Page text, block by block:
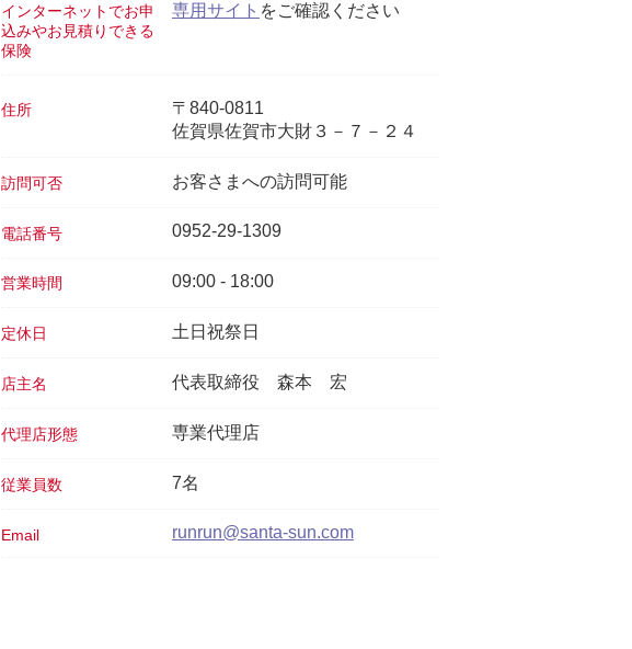
インターネットでお申
込みやお見積りできる
保険
専用サイト をご確認ください
住所
〒840-0811
佐賀県佐賀市大財３－７－２４
訪問可否 お客さまへの訪問可能
電話番号 0952-29-1309
営業時間 09:00 - 18:00
定休日 土日祝祭日
店主名 代表取締役 森本 宏
代理店形態 専業代理店
従業員数 7名
Email runrun@santa-sun.com